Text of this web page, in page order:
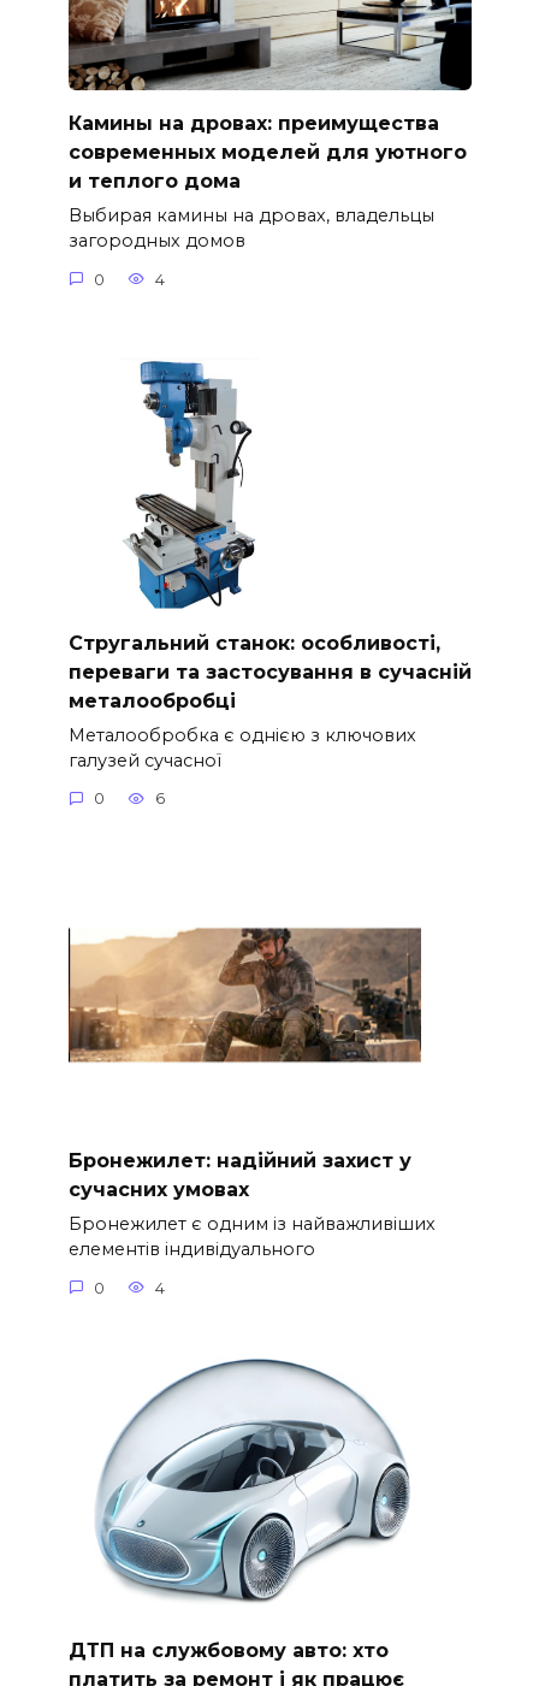
Камины на дровах: преимущества
современных моделей для уютного
и теплого дома
Выбирая камины на дровах, владельцы
загородных домов
0 4
Стругальний станок: особливості,
переваги та застосування в сучасній
металообробці
Металообробка є однією з ключових
галузей сучасної
0 6
Бронежилет: надійний захист у
сучасних умовах
Бронежилет є одним із найважливіших
елементів індивідуального
0 4
ДТП на службовому авто: хто
платить за ремонт і як працює